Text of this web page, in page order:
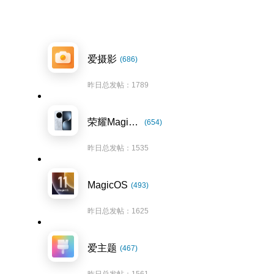
爱摄影 (686)
昨日总发帖：1789
荣耀Magic7系列 (654)
昨日总发帖：1535
MagicOS (493)
昨日总发帖：1625
爱主题 (467)